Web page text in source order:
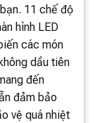
11 chế độ
hình LED
các món
dầu tiên
đến
đảm bảo
vệ quá nhiệt